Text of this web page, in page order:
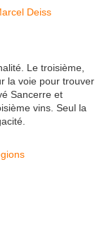
Deiss
Le troisième,
la voie pour trouver
Sancerre et
vins. Seul la